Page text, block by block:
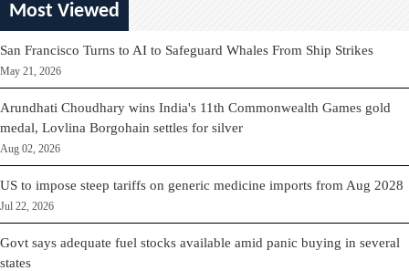
Most Viewed
San Francisco Turns to AI to Safeguard Whales From Ship Strikes
May 21, 2026
Arundhati Choudhary wins India's 11th Commonwealth Games gold
medal, Lovlina Borgohain settles for silver
Aug 02, 2026
US to impose steep tariffs on generic medicine imports from Aug 2028
Jul 22, 2026
Govt says adequate fuel stocks available amid panic buying in several
states